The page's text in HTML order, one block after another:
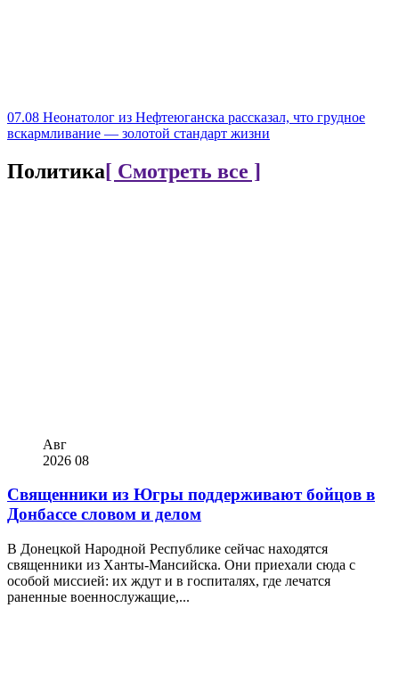
07.08 Неонатолог из Нефтеюганска рассказал, что грудное
вскармливание — золотой стандарт жизни
Политика[ Смотреть все ]
Авг
2026 08
Священники из Югры поддерживают бойцов в
Донбассе словом и делом
В Донецкой Народной Республике сейчас находятся
священники из Ханты-Мансийска. Они приехали сюда с
особой миссией: их ждут и в госпиталях, где лечатся
раненные военнослужащие,...